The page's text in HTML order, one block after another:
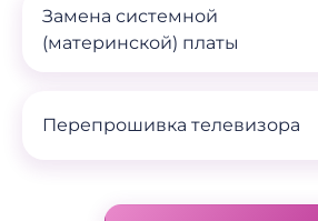
Замена системной
(материнской) платы
Перепрошивка телевизора